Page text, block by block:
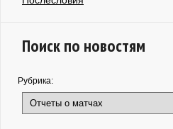
Поиск по новостям
Рубрика: